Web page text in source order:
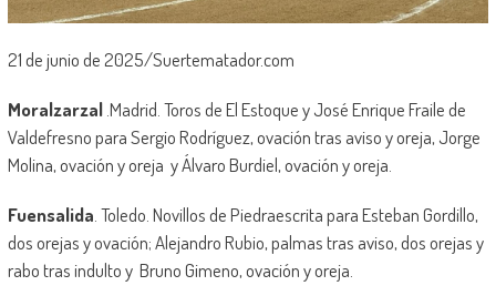
21 de junio de 2025/Suertematador.com
Moralzarzal.Madrid. Toros de El Estoque y José Enrique Fraile de
Valdefresno para Sergio Rodríguez, ovación tras aviso y oreja, Jorge
Molina, ovación y oreja y Álvaro Burdiel, ovación y oreja.
Fuensalida . Toledo. Novillos de Piedraescrita para Esteban Gordillo,
dos orejas y ovación; Alejandro Rubio, palmas tras aviso, dos orejas y
rabo tras indulto y Bruno Gimeno, ovación y oreja.